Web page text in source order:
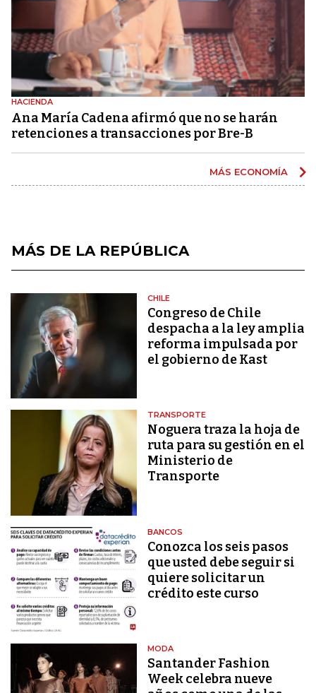
HACIENDA
Ana María Cadena afirmó que no se harán
retenciones a transacciones por Bre-B
MÁS ECONOMÍA
MÁS DE LA REPÚBLICA
CHILE
Congreso de Chile
despacha a la ley amplia
reforma impulsada por
el gobierno de Kast
TRANSPORTE
Noguera traza la hoja de
ruta para su gestión en el
Ministerio de
Transporte
BANCOS
Conozca los seis pasos
que usted debe seguir si
quiere solicitar un
crédito este curso
MODA
Santander Fashion
Week celebra nueve